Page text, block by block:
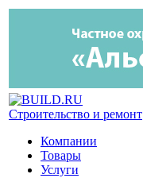
Строительство и ремонт
Компании
Товары
Услуги